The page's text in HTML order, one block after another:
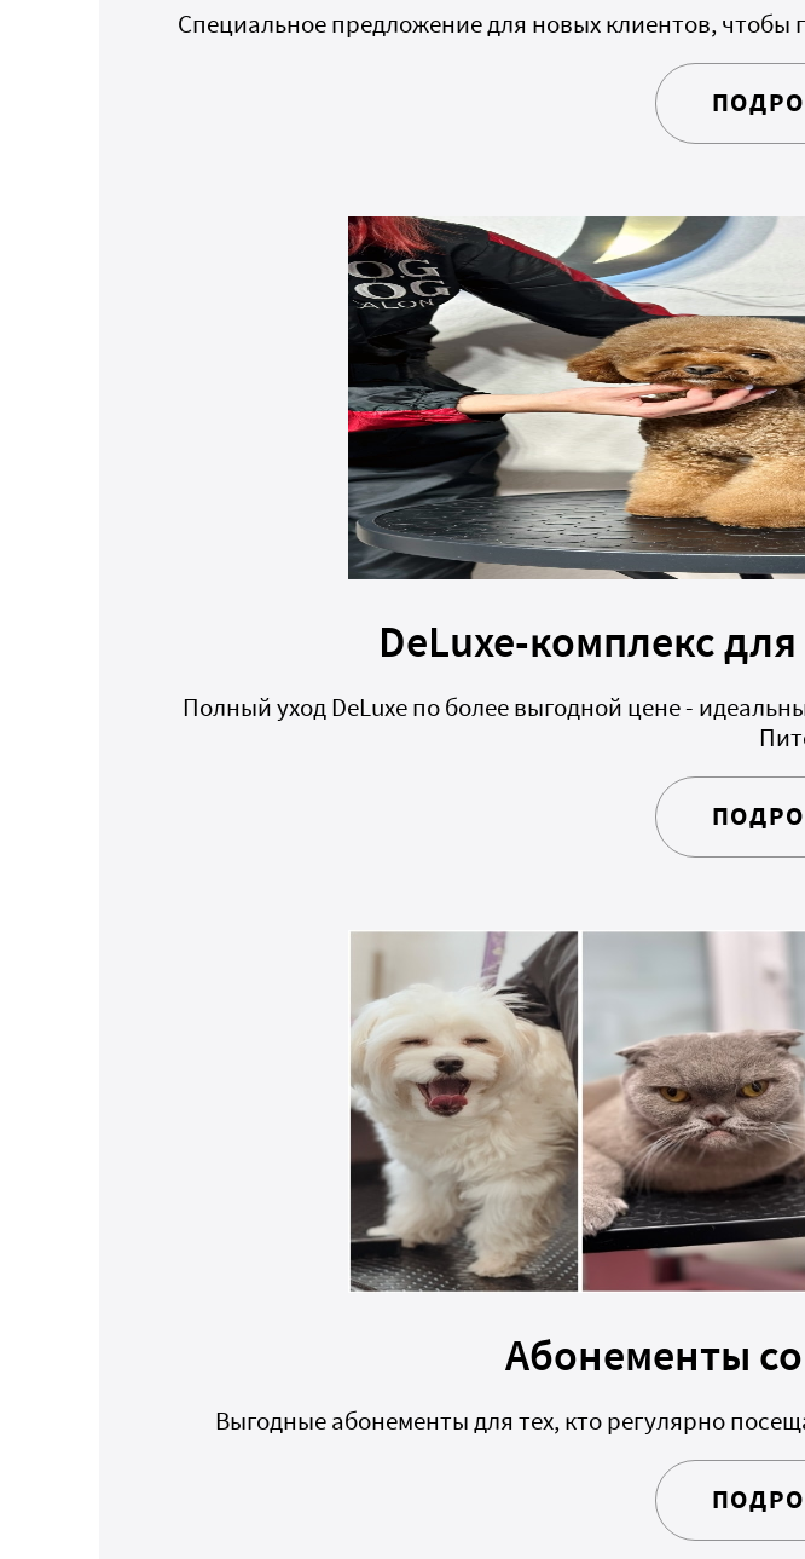
Специальное предложение для новых клиентов, чтобы
DeLuxe-комплекс
Полный уход DeLuxe по более выгодной цене -
Абонементы
Выгодные абонементы для тех, кто регулярно